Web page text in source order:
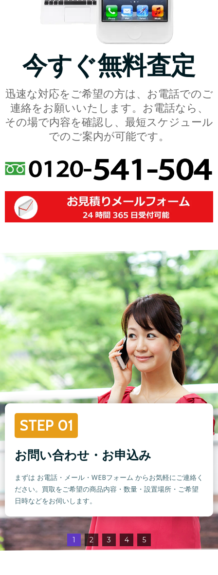
今すぐ無料査定
迅速な対応をご希望の方は、お電話でのご
連絡をお願いいたします。お電話なら、
その場で内容を確認し、最短スケジュール
でのご案内が可能です。
STEP 01
お問い合わせ・お申込み
まずは お電話・メール・WEBフォーム からお気軽にご連絡く
ださい。買取をご希望の商品内容・数量・設置場所・ご希望
日時などをお伺いします。
1 2 3 4 5